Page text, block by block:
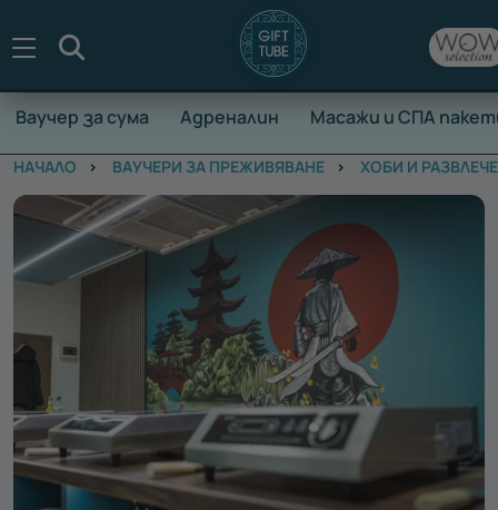
Ваучер за сума Адреналин Масажи и СПА
НАЧАЛО ВАУЧЕРИ ЗА ПРЕЖИВЯВАНЕ ХОБИ И